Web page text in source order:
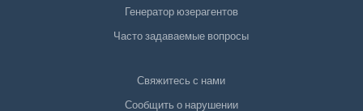
Генератор юзерагентов
Часто задаваемые вопросы
Свяжитесь с нами
Сообщить о нарушении